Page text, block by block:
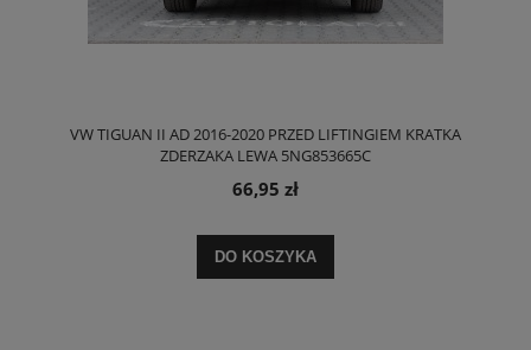
VW TIGUAN II AD 2016-2020 PRZED LIFTINGIEM KRATKA
ZDERZAKA LEWA 5NG853665C
66,95 zł
DO KOSZYKA